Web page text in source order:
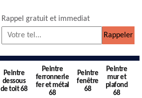
Rappel gratuit et immediat
Peintre
dessous
de toit 68
Peintre
ferronnerie
fer et métal
68
Peintre
fenêtre
68
Peintre
mur et
plafond
68